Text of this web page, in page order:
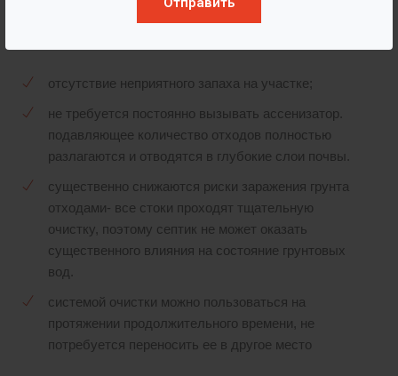
отсутствие неприятного запаха на участке;
не требуется постоянно вызывать ассенизатор.
подавляющее количество отходов полностью
разлагаются и отводятся в глубокие слои почвы.
существенно снижаются риски заражения грунта
отходами- все стоки проходят тщательную
очистку, поэтому септик не может оказать
существенного влияния на состояние грунтовых
вод.
системой очистки можно пользоваться на
протяжении продолжительного времени, не
потребуется переносить ее в другое место